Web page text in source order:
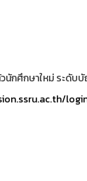
นักศึกษาใหม่ ระดั